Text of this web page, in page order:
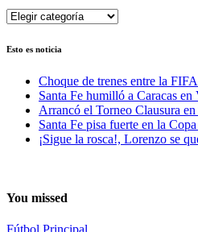
Categorías
Esto es noticia
Choque de trenes entre la
Santa Fe humilló a Caracas en
Arrancó el Torneo Clausura
Santa Fe pisa fuerte en la
¡Sigue la rosca!, Lorenzo se
You missed
Fútbol Principal